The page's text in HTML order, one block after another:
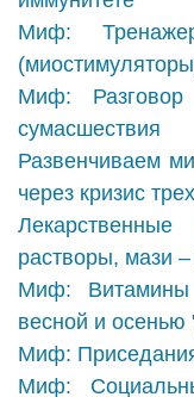
Миф:
Миф:
сумасшествия
Развенчиваем
через кризис
растворы, мази
Миф: Витамины
весной и
Миф:
Миф: